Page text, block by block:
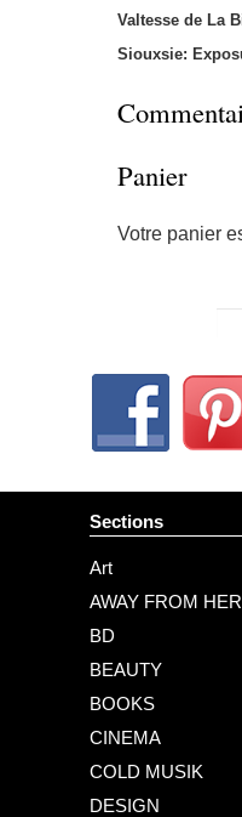
Valtesse de La
Siouxsie:
Panier
Votre panier
Sections
Art
AWAY FROM
BD
BEAUTY
BOOKS
CINEMA
COLD MUSIK
DESIGN